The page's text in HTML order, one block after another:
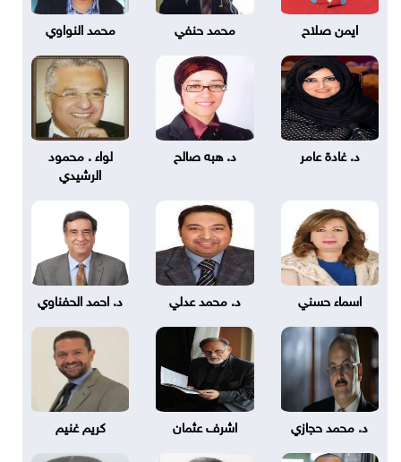
ايمن صلاح محمد حنفي محمد النواوي
د. غادة عامر د. هبه صالح
لواء . محمود
الرشيدي
اسماء حسني د. محمد عدلي د. احمد الحفناوي
د. محمد حجازي اشرف عثمان كريم غنيم